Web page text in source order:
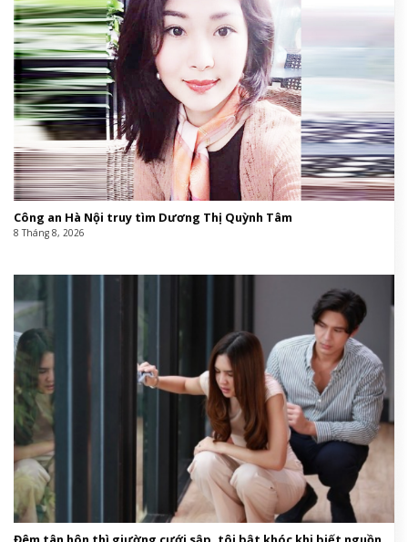
Công an Hà Nội truy tìm Dương Thị Quỳnh Tâm
8 Tháng 8, 2026